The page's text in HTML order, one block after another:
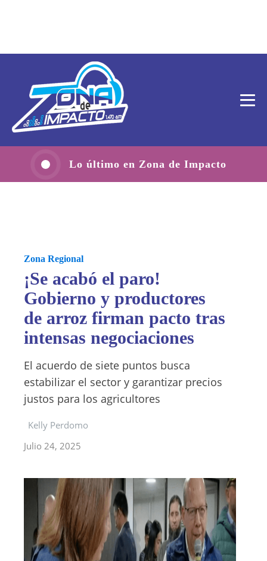
Lo último en Zona de Impacto
Zona Regional
¡Se acabó el paro!
Gobierno y productores
de arroz firman pacto tras
intensas negociaciones
El acuerdo de siete puntos busca
estabilizar el sector y garantizar precios
justos para los agricultores
Kelly Perdomo
Julio 24, 2025